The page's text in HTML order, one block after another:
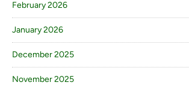
February 2026
January 2026
December 2025
November 2025